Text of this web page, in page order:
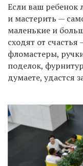
Если ваш ребенок
и мастерить —
маленькие и
сходят от счастья
фломастеры,
поделок,
думаете, удастся